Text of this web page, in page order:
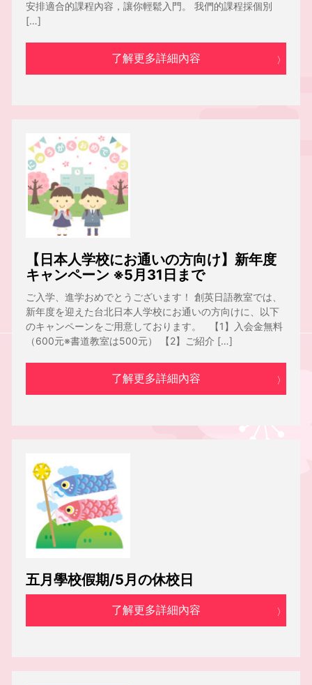
安排適合的課程內容，讓你輕鬆入門。 我們的課程採個別
[…]
了解更多詳細內容
【日本人学校にお通いの方向け】新年度
キャンペーン ※5月31日まで
ご入学、進学おめでとうございます！ 創英日語教室では、
新年度を迎えた台北日本人学校にお通いの方向けに、以下
のキャンペーンをご用意しております。 【1】入会金無料
（600元※書道教室は500元） 【2】ご紹介 […]
了解更多詳細內容
五月學校假期/5月の休校日
了解更多詳細內容